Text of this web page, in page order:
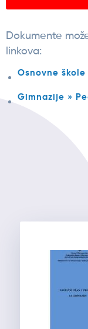
Dokumente
linkova:
Osnovne
Gimnazije »